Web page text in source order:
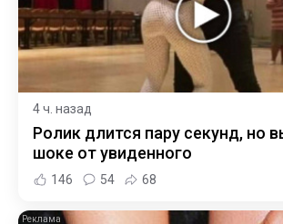
4 ч. назад
Ролик длится пару секунд, но
шоке от увиденного
146 54 68